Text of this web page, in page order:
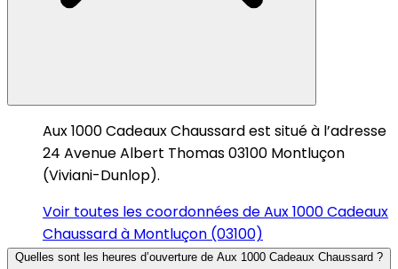
Aux 1000 Cadeaux Chaussard est situé à l’adresse
24 Avenue Albert Thomas 03100 Montluçon
(Viviani-Dunlop).
Voir toutes les coordonnées de Aux 1000 Cadeaux
Chaussard à Montluçon (03100)
Quelles sont les heures d’ouverture de Aux 1000 Cadeaux Chaussard ?